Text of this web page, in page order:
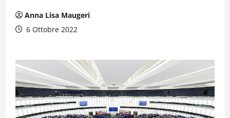
Anna Lisa Maugeri
6 Ottobre 2022